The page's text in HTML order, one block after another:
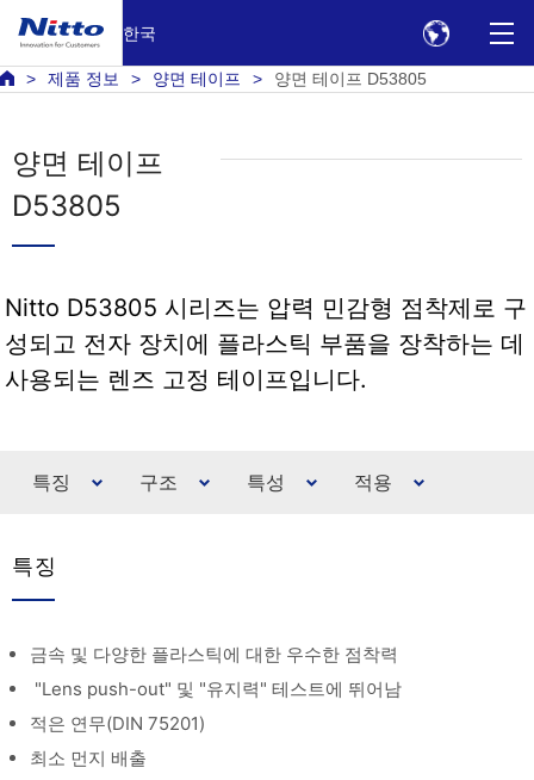
한국
제품 정보 양면 테이프 양면 테이프 D53805
양면 테이프
D53805
Nitto D53805 시리즈는 압력 민감형 점착제로 구
성되고 전자 장치에 플라스틱 부품을 장착하는 데
사용되는 렌즈 고정 테이프입니다.
특징 구조 특성 적용
특징
금속 및 다양한 플라스틱에 대한 우수한 점착력
"Lens push-out" 및 "유지력" 테스트에 뛰어남
적은 연무(DIN 75201)
최소 먼지 배출